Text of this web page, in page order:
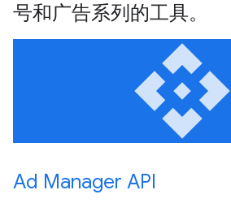
号和广告系列的工具。
api
Ad Manager API